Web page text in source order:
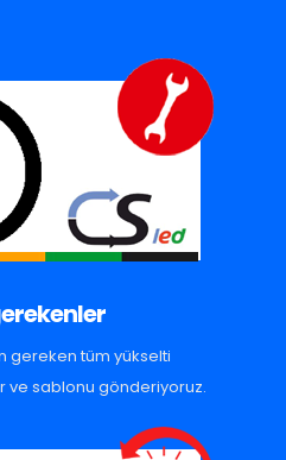
gereken tüm yükselti
sablonu gönderiyoruz.